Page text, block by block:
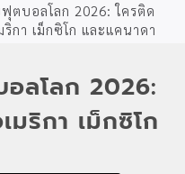
ตบอลโลก 2026: ใครติด
กา เม็กซิโก และแคนาดา
ลโลก 2026:
ริกา เม็กซิโก